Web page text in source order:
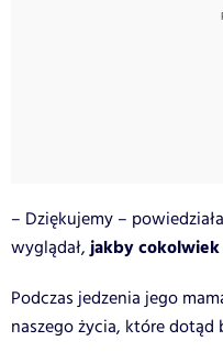
– Dziękujemy –
wyglądał,jakby cokolwiek
Podczas jedzenia jego
naszego życia, które dotąd